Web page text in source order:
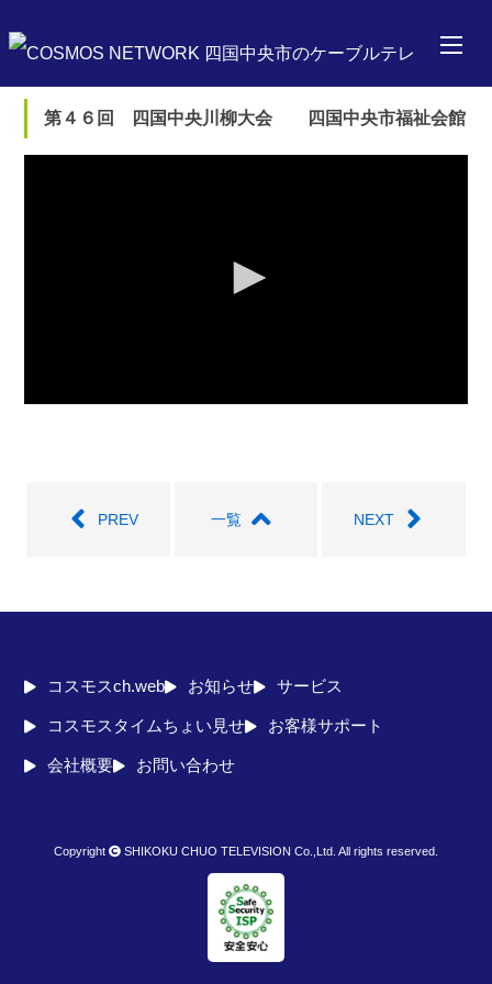
第４６回 四国中央川柳大会 四国中央市福祉会館
PREV 一覧 NEXT
コスモスch.web お知らせ サービス
コスモスタイムちょい見せ お客様サポート
会社概要 お問い合わせ
Copyright SHIKOKU CHUO TELEVISION Co.,Ltd. All rights reserved.